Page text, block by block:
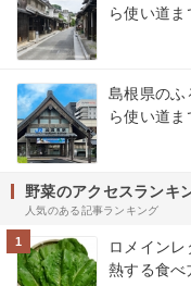
ら使い道ま
島根県のふ
ら使い道ま
野菜のアクセスランキ
人気のある記事ランキング
1
ロメイン
熱する食べ